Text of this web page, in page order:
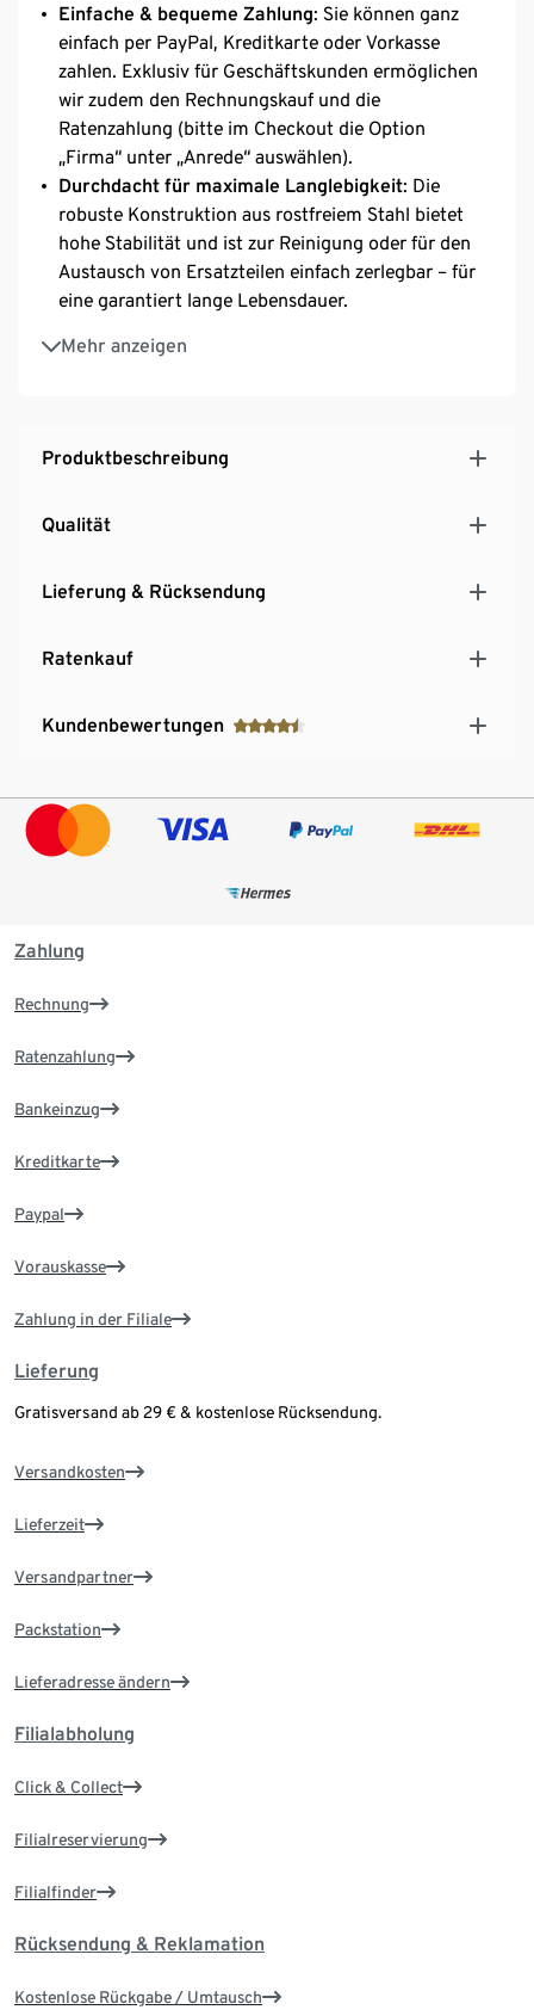
Einfache & bequeme Zahlung: Sie können ganz
einfach per PayPal, Kreditkarte oder Vorkasse
zahlen. Exklusiv für Geschäftskunden ermöglichen
wir zudem den Rechnungskauf und die
Ratenzahlung (bitte im Checkout die Option
„Firma“ unter „Anrede“ auswählen).
Durchdacht für maximale Langlebigkeit: Die
robuste Konstruktion aus rostfreiem Stahl bietet
hohe Stabilität und ist zur Reinigung oder für den
Austausch von Ersatzteilen einfach zerlegbar – für
eine garantiert lange Lebensdauer.
Mehr anzeigen
Mühelose Entnahme
und das Doppelsteigrohr sorgen für einen
Produktbeschreibung
Qualität
Lieferung & Rücksendung
Ratenkauf
Kundenbewertungen
Zahlung
Rechnung
Ratenzahlung
Bankeinzug
Kreditkarte
Paypal
Vorauskasse
Zahlung in der Filiale
Lieferung
Gratisversand ab 29 € & kostenlose Rücksendung.
Versandkosten
Lieferzeit
Versandpartner
Packstation
Lieferadresse ändern
Filialabholung
Click & Collect
Filialreservierung
Filialfinder
Rücksendung & Reklamation
Kostenlose Rückgabe / Umtausch